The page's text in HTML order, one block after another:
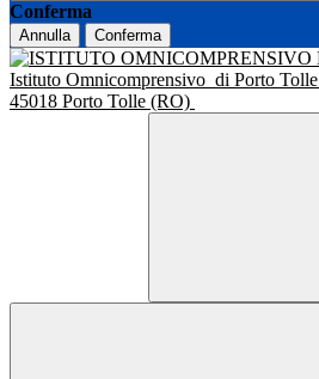
Conferma
Annulla Conferma
Istituto Omnicomprensivo di Porto Tolle
45018 Porto Tolle (RO)